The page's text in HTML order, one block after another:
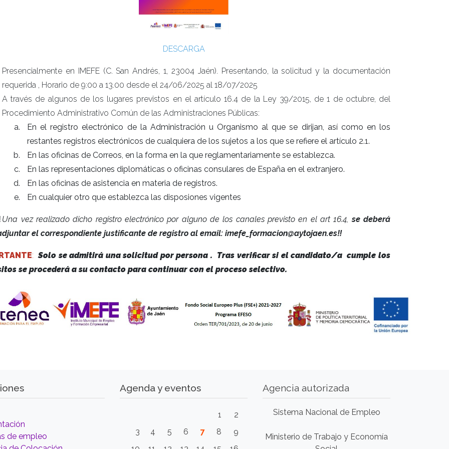
DESCARGA
Presencialmente en IMEFE (C. San Andrés, 1, 23004 Jaén). Presentando, la solicitud y la documentación
requerida , Horario de 9:00 a 13.00 desde el 24/06/2025 al 18/07/2025
A través de algunos de los lugares previstos en el artículo 16.4 de la Ley 39/2015, de 1 de octubre, del
Procedimiento Administrativo Común de las Administraciones Públicas:
En el registro electrónico de la Administración u Organismo al que se dirijan, así como en los
restantes registros electrónicos de cualquiera de los sujetos a los que se refiere el artículo 2.1.
En las oficinas de Correos, en la forma en la que reglamentariamente se establezca.
En las representaciones diplomáticas o oficinas consulares de España en el extranjero.
En las oficinas de asistencia en materia de registros.
En cualquier otro que establezca las disposiones vigentes
Una vez realizado dicho registro electrónico por alguno de los canales previsto en el art 16.4,se deberá
el correspondiente justificante de registro al email: imefe_formacion@aytojaen.es‼️
:Solo se admitirá una solicitud por persona . Tras verificar si el candidato/a cumple los
se procederá a su contacto para continuar con el proceso selectivo.
de empleo
Agenda y eventos
1
2
3
4 5 6 7 8
9
Agencia autorizada
Sistema Nacional de Empleo
Ministerio de Trabajo y Economía